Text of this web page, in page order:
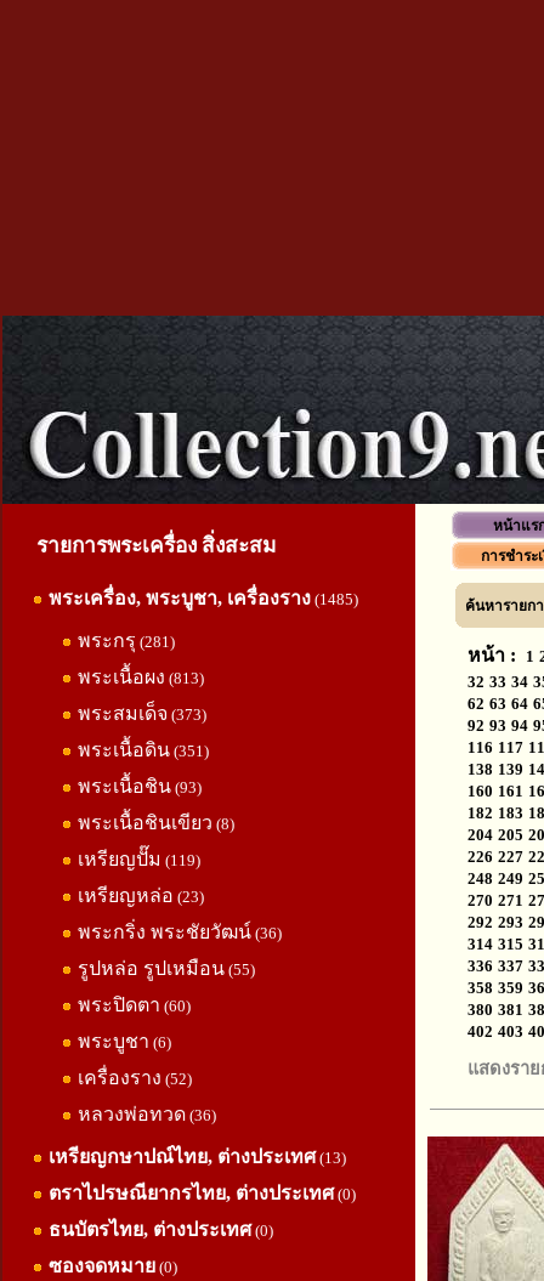
รายการพระเครื่อง สิ่งสะสม
พระเครื่อง, พระบูชา, เครื่องราง (1485)
พระกรุ (281)
พระเนื้อผง (813)
พระสมเด็จ (373)
พระเนื้อดิน (351)
พระเนื้อชิน (93)
พระเนื้อชินเขียว (8)
เหรียญปั๊ม (119)
เหรียญหล่อ (23)
พระกริ่ง พระชัยวัฒน์ (36)
รูปหล่อ รูปเหมือน (55)
พระปิดตา (60)
พระบูชา (6)
เครื่องราง (52)
หลวงพ่อทวด (36)
เหรียญกษาปณ์ไทย, ต่างประเทศ(13)
ตราไปรษณียากรไทย, ต่างประเทศ(0)
ธนบัตรไทย, ต่างประเทศ(0)
ซองจดหมาย (0)
หน้าแร
การชำระ
ค้นหารายก
หน้า : 1
32 33 34
62 63 64
92 93 94
116 117
138 139
160 161
182 183
204 205
226 227
248 249
270 271
292 293
314 315
336 337
358 359
380 381
402 403
แสดงรา